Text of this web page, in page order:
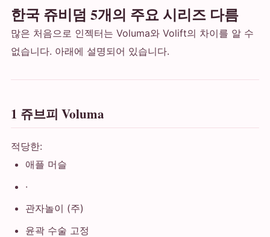
한국 쥬비덤 5개의 주요 시리즈 다름
많은 처음으로 인젝터는 Voluma와 Volift의 차이를 알 수
없습니다. 아래에 설명되어 있습니다.
1 쥬브피 Voluma
적당한:
애플 머슬
·
관자놀이 (주)
윤곽 수술 고정